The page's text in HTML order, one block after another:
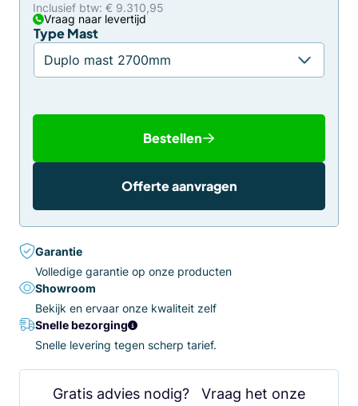
Inclusief btw: € 9.310,95
Vraag naar levertijd
Type Mast
Bestellen
Offerte aanvragen
Garantie
Volledige garantie op onze producten
Showroom
Bekijk en ervaar onze kwaliteit zelf
Snelle bezorging
Snelle levering tegen scherp tarief.
Gratis advies nodig? Vraag het onze